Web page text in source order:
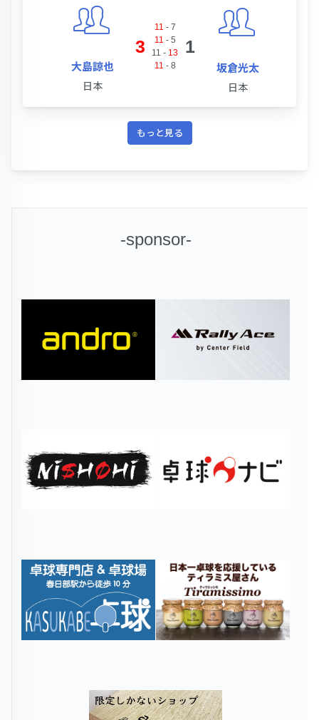
大島諒也
日本
3
11 - 7
11 - 5
11 - 13
11 - 8
1
坂倉光太
日本
もっと見る
-sponsor-